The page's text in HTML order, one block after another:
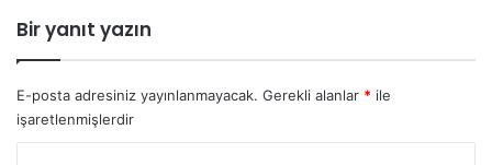
Bir yanıt yazın
E-posta adresiniz yayınlanmayacak. Gerekli alanlar * ile
işaretlenmişlerdir